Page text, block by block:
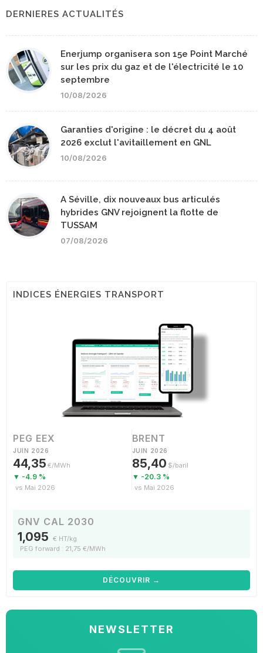
DERNIERES ACTUALITÉS
Enerjump organisera son 15e Point Marché
sur les prix du gaz et de l'électricité le 10
septembre
10/08/2026
Garanties d'origine : le décret du 4 août
2026 exclut l'avitaillement en GNL
10/08/2026
A Séville, dix nouveaux bus articulés
hybrides GNV rejoignent la flotte de
TUSSAM
07/08/2026
INDICES ÉNERGIES TRANSPORT
PEG EEX
JUIN 2026
44,35 €/MWh
▼ -4.9 %
vs Mai 2026
BRENT
JUIN 2026
85,40 $/baril
▼ -20.3 %
vs Mai 2026
GNV CAL 2030
1,095 € HT/kg
PEG forward : 21,75 €/MWh
DÉCOUVRIR →
NEWSLETTER